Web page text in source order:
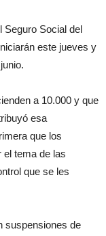
Seguro Social del
este jueves y
a 10.000 y que
esa
que los
el tema de las
que se les
suspensiones de